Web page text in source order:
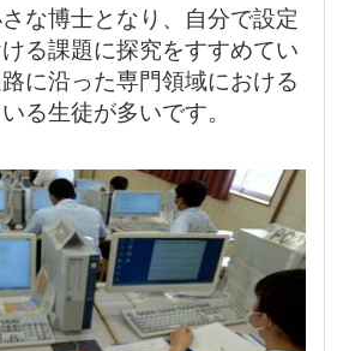
な博士となり、自分で設定
る課題に探究をすすめてい
に沿った専門領域における
る生徒が多いです。